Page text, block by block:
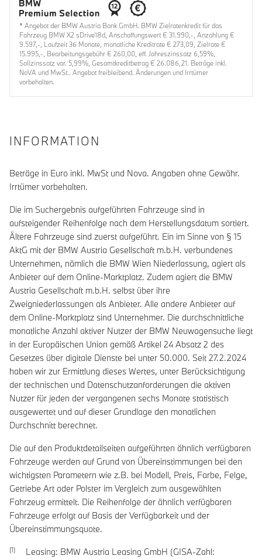
* Angebot der BMW Austria Bank GmbH. BMW Zielratenkredit für das
Fahrzeug BMW X2 sDrive18d, Anschaffungswert € 31.990,-, Anzahlung €
9.597,-, Laufzeit 36 Monate, monatliche Kreditrate € 273,09, Zielrate €
15.995,-, Bearbeitungsgebühr € 260,00, eff. Jahreszinssatz 6,59%,
Sollzinssatz var. 5,99%, Gesamtkreditbetrag € 26.086,21. Beträge inkl.
NoVA und MwSt.. Angebot freibleibend. Änderungen und Irrtümer
vorbehalten.
INFORMATION
Beträge in Euro inkl. MwSt und Nova. Angaben ohne Gewähr.
Irrtümer vorbehalten.
Die im Suchergebnis aufgeführten Fahrzeuge sind in
aufsteigender Reihenfolge nach dem Herstellungsdatum sortiert.
Ältere Fahrzeuge sind zuerst aufgeführt. Ein im Sinne von § 15
AktG mit der BMW Austria Gesellschaft m.b.H. verbundenes
Unternehmen, nämlich die BMW Wien Niederlassung, agiert als
Anbieter auf dem Online-Marktplatz. Zudem agiert die BMW
Austria Gesellschaft m.b.H. selbst über ihre
Zweigniederlassungen als Anbieter. Alle andere Anbieter auf
dem Online-Marktplatz sind Unternehmer. Die durchschnittliche
monatliche Anzahl aktiver Nutzer der BMW Neuwagensuche liegt
in der Europäischen Union gemäß Artikel 24 Absatz 2 des
Gesetzes über digitale Dienste bei unter 50.000. Seit 27.2.2024
haben wir zur Ermittlung dieses Wertes, unter Berücksichtigung
der technischen und Datenschutzanforderungen die aktiven
Nutzer für jeden der vergangenen sechs Monate statistisch
ausgewertet und auf dieser Grundlage den monatlichen
Durchschnitt berechnet.
Die auf den Produktdetailseiten aufgeführten ähnlich verfügbaren
Fahrzeuge werden auf Grund von Übereinstimmungen bei den
wichtigsten Parametern wie z.B. bei Modell, Preis, Farbe, Felge,
Getriebe Art oder Polster im Vergleich zum ausgewählten
Fahrzeug ermittelt. Die Reihenfolge der ähnlich verfügbaren
Fahrzeuge erfolgt auf Basis der Verfügbarkeit und der
Übereinstimmungsquote.
Leasing: BMW Austria Leasing GmbH (GISA-Zahl: